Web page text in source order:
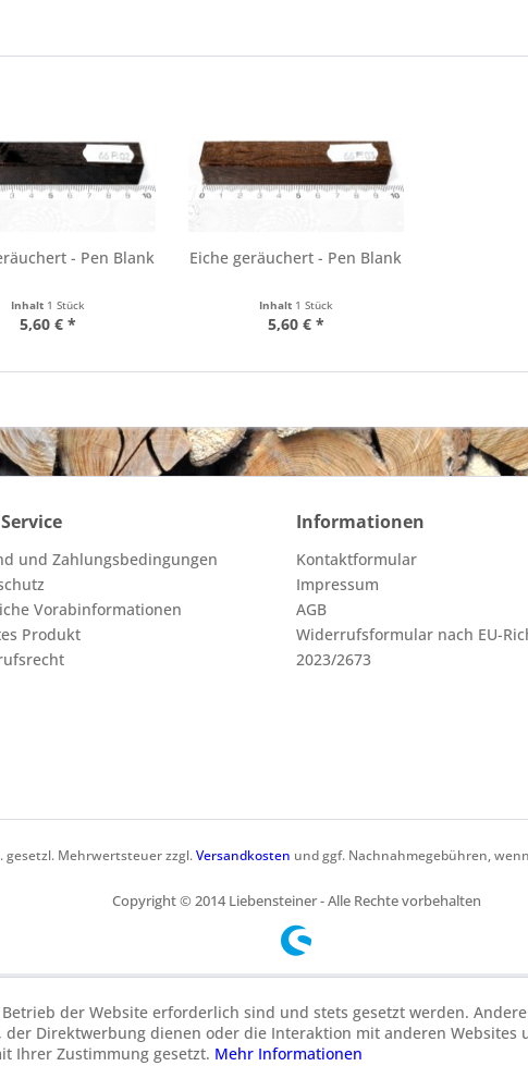
- Pen Blank
Inhalt 1 Stück
5,60 € *
Eiche geräuchert - Pen Blank
Inhalt 1 Stück
5,60 € *
und Zahlungsbedingungen
Vorabinformationen
Produkt
Informationen
Kontaktformular
Impressum
AGB
Widerrufsformular nach EU-
2023/2673
gesetzl. Mehrwertsteuer zzgl.Versandkosten und ggf. Nachnahmegebühren,
Copyright © 2014 Liebensteiner - Alle Rechte vorbehalten
der Website erforderlich sind und stets gesetzt werden. Andere
Direktwerbung dienen oder die Interaktion mit anderen Websites
Ihrer Zustimmung gesetzt. Mehr Informationen